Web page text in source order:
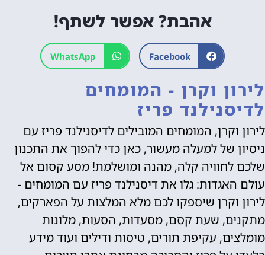
אהבת? אפשר לשתף!
Facebook
WhatsApp
לירון וקרן - המומחים
לדיסנילנד פריז
לירון וקרן, המומחים המובילים לדיסנילנד פריז עם
ניסיון של למעלה מעשור, כאן כדי להפוך את התכנון
שלכם לחוויה קלה, מהנה ומושלמת! מסע קסום אל
עולם האגדות: גלו את דיסנילנד פריז עם המומחים -
לירון וקרן שיספקו לכם מלא המלצות על הפארקים,
מתקנים, שעת קסם, מסעדות, הסעות, מלונות
מומלצים, עקיפת תורים, טיסות ודילים ועוד מידע